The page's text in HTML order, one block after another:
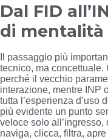
Dal FID
di mentalità
Il passaggio più
tecnico, ma concettuale.
perché il vecchio
interazione, mentre INP
tutta l’esperienza d’uso
più evidente un punto
veloce solo all’ingresso,
naviga, clicca, filtra,